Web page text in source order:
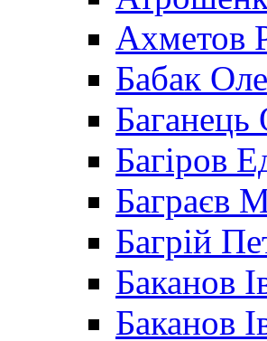
Ахметов
Бабак
Баганець
Багіров
Баграєв
Багрій
Баканов
Баканов